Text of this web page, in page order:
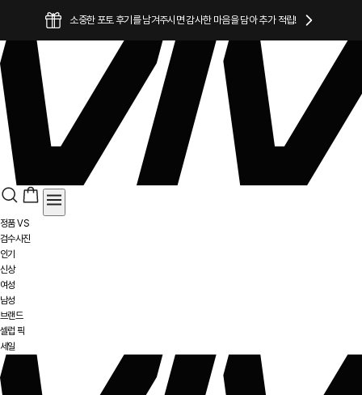
소중한 포토 후기를 남겨주시면 감사한 마음을 담아 추가 적립!
정품 VS
검수사진
인기
신상
여성
남성
브랜드
셀럽 픽
세일